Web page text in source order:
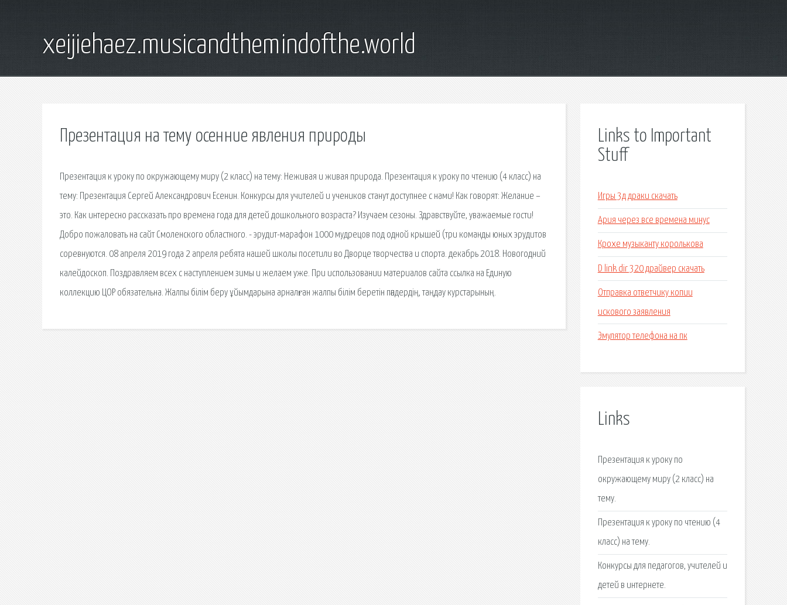
xeijiehaez.musicandthemindofthe.world
Презентация на тему осенние явления природы
Презентация к уроку по окружающему миру (2 класс) на тему: Неживая и живая природа. Презентация к уроку по чтению (4 класс) на
тему: Презентация Сергей Александрович Есенин. Конкурсы для учителей и учеников станут доступнее с нами! Как говорят: Желание –
это. Как интересно рассказать про времена года для детей дошкольного возраста? Изучаем сезоны. Здравствуйте, уважаемые гости!
Добро пожаловать на сайт Смоленского областного. - эрудит-марафон 1000 мудрецов под одной крышей (три команды юных эрудитов
соревнуются. 08 апреля 2019 года 2 апреля ребята нашей школы посетили во Дворце творчества и спорта. декабрь 2018. Новогодний
калейдоскоп. Поздравляем всех с наступлением зимы и желаем уже. При использовании материалов сайта ссылка на Единую
коллекцию ЦОР обязательна. Жалпы білім беру ұйымдарына арналған жалпы білім беретін пәндердің, таңдау курстарының.
Links to Important
Stuff
Игры 3д драки скачать
Ария через все времена минус
Крохе музыканту королькова
D link dir 320 драйвер скачать
Отправка ответчику копии
искового заявления
Эмулятор телефона на пк
Links
Презентация к уроку по
окружающему миру (2 класс) на
тему.
Презентация к уроку по чтению (4
класс) на тему.
Конкурсы для педагогов, учителей и
детей в интернете.